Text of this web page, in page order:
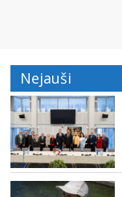
Nejauši